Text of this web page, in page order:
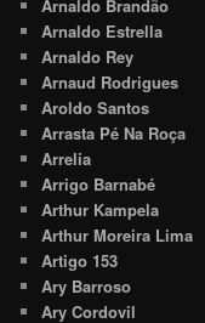
Arnaldo Brandão
Arnaldo Estrella
Arnaldo Rey
Arnaud Rodrigues
Aroldo Santos
Arrasta Pé Na Roça
Arrelia
Arrigo Barnabé
Arthur Kampela
Arthur Moreira Lima
Artigo 153
Ary Barroso
Ary Cordovil